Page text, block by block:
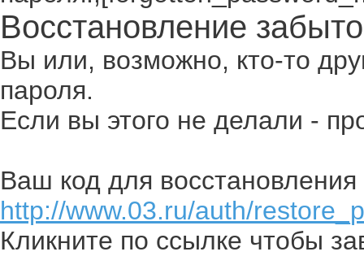
Восстановление
Вы или, возможно, кто-то
пароля.
Если вы этого не делали -
Ваш код для восстановления
http://www.03.ru/auth/
Кликните по ссылке чтобы